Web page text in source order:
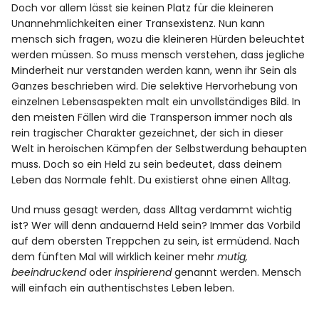
Doch vor allem lässt sie keinen Platz für die kleineren
Unannehmlichkeiten einer Transexistenz. Nun kann
mensch sich fragen, wozu die kleineren Hürden beleuchtet
werden müssen. So muss mensch verstehen, dass jegliche
Minderheit nur verstanden werden kann, wenn ihr Sein als
Ganzes beschrieben wird. Die selektive Hervorhebung von
einzelnen Lebensaspekten malt ein unvollständiges Bild. In
den meisten Fällen wird die Transperson immer noch als
rein tragischer Charakter gezeichnet, der sich in dieser
Welt in heroischen Kämpfen der Selbstwerdung behaupten
muss. Doch so ein Held zu sein bedeutet, dass deinem
Leben das Normale fehlt. Du existierst ohne einen Alltag.
Und muss gesagt werden, dass Alltag verdammt wichtig
ist? Wer will denn andauernd Held sein? Immer das Vorbild
auf dem obersten Treppchen zu sein, ist ermüdend. Nach
dem fünften Mal will wirklich keiner mehrmutig,
beeindruckendoderinspirierendgenannt werden. Mensch
will einfach ein authentischstes Leben leben.